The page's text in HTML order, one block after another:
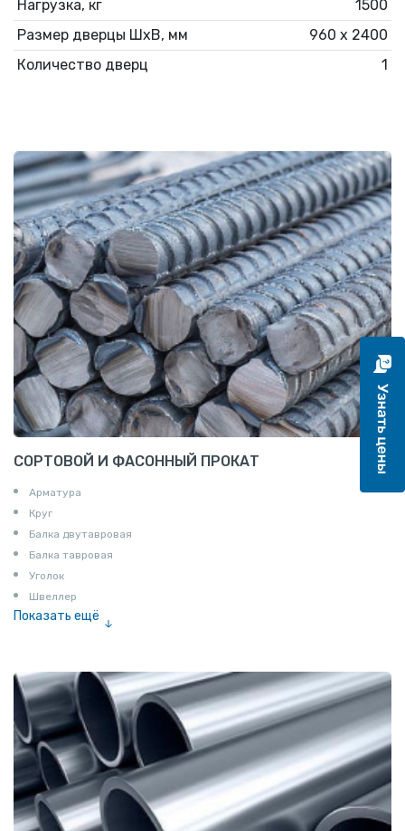
Нагрузка, кг
1500
Размер дверцы ШхВ, мм
960 х 2400
Количество дверц
1
СОРТОВОЙ И ФАСОННЫЙ ПРОКАТ
Арматура
Круг
Балка двутавровая
Балка тавровая
Уголок
Швеллер
Показать ещё
Катанка
Шестигранник
Полособульб
Полукруг
Шпунт Ларсена